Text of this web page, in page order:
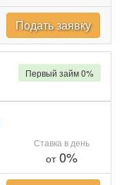
Подать заявку
Ставка в день
от0%
Первый займ 0%